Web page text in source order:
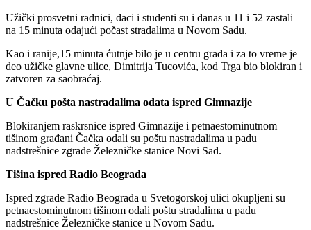
Užički prosvetni radnici, đaci i studenti su i danas u 11 i 52 zastali
na 15 minuta odajući počast stradalima u Novom Sadu.
Kao i ranije,15 minuta ćutnje bilo je u centru grada i za to vreme je
deo užičke glavne ulice, Dimitrija Tucovića, kod Trga bio blokiran i
zatvoren za saobraćaj.
U Čačku pošta nastradalima odata ispred Gimnazije
Blokiranjem raskrsnice ispred Gimnazije i petnaestominutnom
tišinom građani Čačka odali su poštu nastradalima u padu
nadstrešnice zgrade Železničke stanice Novi Sad.
Tišina ispred Radio Beograda
Ispred zgrade Radio Beograda u Svetogorskoj ulici okupljeni su
petnaestominutnom tišinom odali poštu stradalima u padu
nadstrešnice Železničke stanice u Novom Sadu.